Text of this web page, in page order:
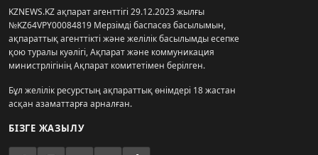
KZNEWS.KZ ақпарат агенттігі 29.12.2023 жылғы
№KZ64VPY00084819 Мерзімді баспасөз басылымын,
ақпараттық агенттікті және желілік басылымды есепке
қою туралы куәлігі, Ақпарат және коммуникация
министрлігінің Ақпарат комитетімен берілген.
Бұл желілік ресурстың ақпараттық өнімдері 18 жастан
асқан азаматтарға арналған.
БІЗГЕ ЖАЗЫЛУ